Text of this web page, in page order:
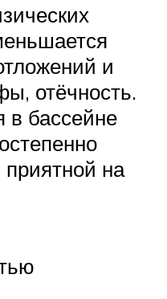
и
отёчность.
в бассейне
приятной на